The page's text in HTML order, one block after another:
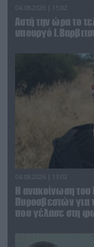
04.08.2026 | 15:02
Αυτή την ώρα το
υπουργό
04.08.2026 | 13:02
Η ανακοίνωση του
Πυροσβεστών για
που γέλασε στη